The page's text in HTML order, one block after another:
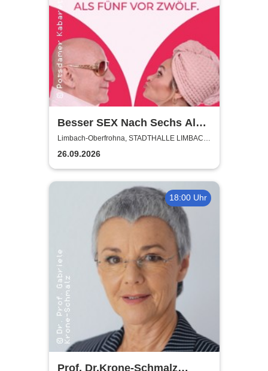
Besser SEX Nach Sechs Als
Fünf Vor Zwölf - Stadthalle
Limbach-Oberfrohna
Limbach-Oberfrohna, STADTHALLE LIMBACH-
OBERFROHNA
26.09.2026
18:00 Uhr
Prof. Dr.Krone-Schmalz